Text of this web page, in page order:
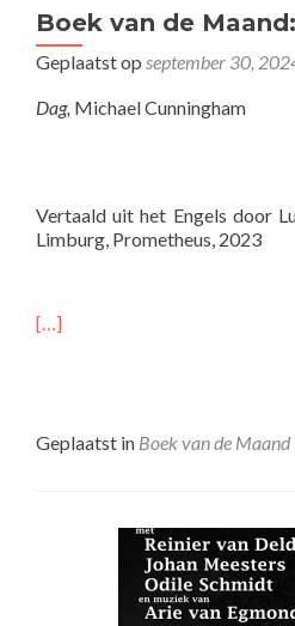
Boek van de
Geplaatst op september 30,
Dag, Michael Cunningham
Vertaald uit het Engels door
Limburg, Prometheus, 2023
[…]
Geplaatst in Boek van de Maand